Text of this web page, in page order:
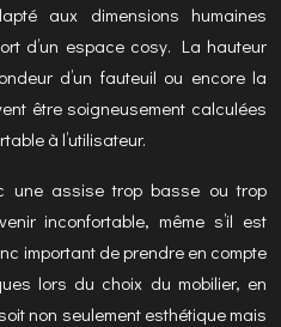
aux dimensions humaines
d’un espace cosy. La hauteur
d’un fauteuil ou encore la
être soigneusement calculées
à l’utilisateur.
une assise trop basse ou trop
inconfortable, même s’il est
important de prendre en compte
lors du choix du mobilier, en
non seulement esthétique mais